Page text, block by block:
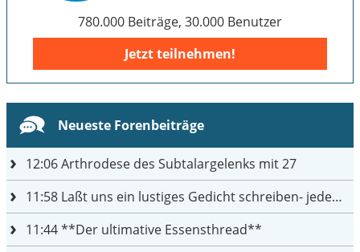
780.000 Beiträge, 30.000 Benutzer
Jetzt teilnehmen!
Neueste Forenbeiträge
12:06Arthrodese des Subtalargelenks mit 27
11:58 Laßt uns ein lustiges Gedicht schreiben- jeder einen Satz
11:44**Der ultimative Essensthread**